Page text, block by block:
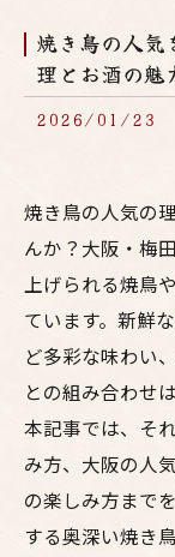
焼き鳥の人気
理とお酒の魅
2026/01/23
焼き鳥の人気の
んか？大阪・梅
上げられる焼鳥
ています。新鮮
ど多彩な味わい
との組み合わせ
本記事では、そ
み方、大阪の人
の楽しみ方まで
する奥深い焼き